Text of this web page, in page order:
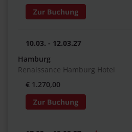
10.03. - 12.03.27
Hamburg
Renaissance Hamburg Hotel
€ 1.270,00